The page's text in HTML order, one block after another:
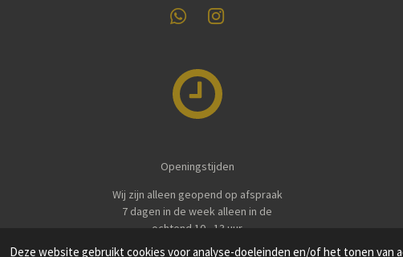
Deze website gebruikt cookies voor analyse-doeleinden en/of het tonen van
W
t
s
A
I
t
a
g
m
Openingstijden
Wij zijn alleen geopend op afspraak
7 dagen in de week alleen in de
ochtend 10 - 13 uur